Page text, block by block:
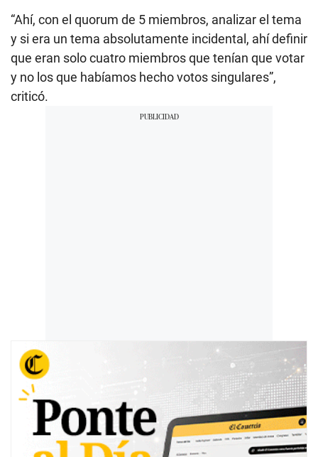
“Ahí, con el quorum de 5 miembros, analizar el tema
y si era un tema absolutamente incidental, ahí definir
que eran solo cuatro miembros que tenían que votar
y no los que habíamos hecho votos singulares”,
criticó.